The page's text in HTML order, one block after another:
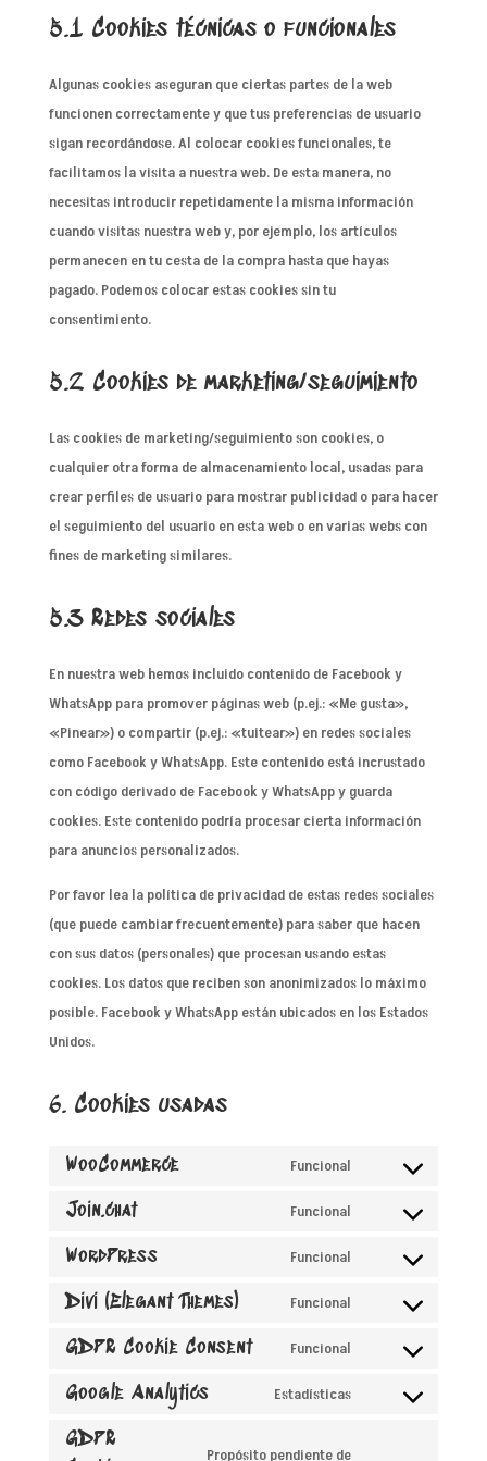
5.1 Cookies técnicas o funcionales
Algunas cookies aseguran que ciertas partes de la web
funcionen correctamente y que tus preferencias de usuario
sigan recordándose. Al colocar cookies funcionales, te
facilitamos la visita a nuestra web. De esta manera, no
necesitas introducir repetidamente la misma información
cuando visitas nuestra web y, por ejemplo, los artículos
permanecen en tu cesta de la compra hasta que hayas
pagado. Podemos colocar estas cookies sin tu
consentimiento.
5.2 Cookies de marketing/seguimiento
Las cookies de marketing/seguimiento son cookies, o
cualquier otra forma de almacenamiento local, usadas para
crear perfiles de usuario para mostrar publicidad o para hacer
el seguimiento del usuario en esta web o en varias webs con
fines de marketing similares.
5.3 Redes sociales
En nuestra web hemos incluido contenido de Facebook y
WhatsApp para promover páginas web (p.ej.: «Me gusta»,
«Pinear») o compartir (p.ej.: «tuitear») en redes sociales
como Facebook y WhatsApp. Este contenido está incrustado
con código derivado de Facebook y WhatsApp y guarda
cookies. Este contenido podría procesar cierta información
para anuncios personalizados.
Por favor lea la política de privacidad de estas redes sociales
(que puede cambiar frecuentemente) para saber que hacen
con sus datos (personales) que procesan usando estas
cookies. Los datos que reciben son anonimizados lo máximo
posible. Facebook y WhatsApp están ubicados en los Estados
Unidos.
6. Cookies usadas
WooCommerce Funcional
Consent
woocommerce
Join.chat Funcional
Consent
join.chat
WordPress Funcional
Consent
wordpress
Divi (Elegant Themes) Funcional
Consent
GDPR Cookie Consent Funcional
Consent
Google Analytics Estadísticas
Consent
GDPR
Propósito pendiente de